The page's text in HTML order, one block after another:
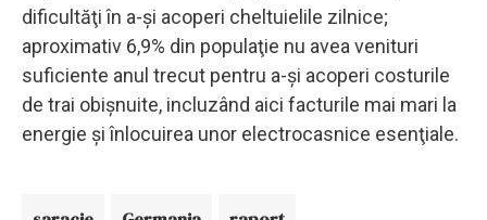
dificultăţi în a-şi acoperi cheltuielile zilnice;
aproximativ 6,9% din populaţie nu avea venituri
suficiente anul trecut pentru a-şi acoperi costurile
de trai obişnuite, incluzând aici facturile mai mari la
energie şi înlocuirea unor electrocasnice esenţiale.